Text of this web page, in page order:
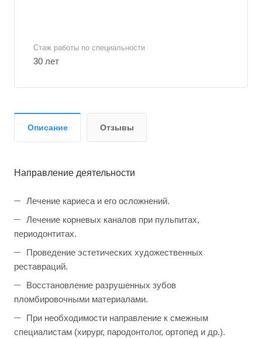
Стаж работы по специальности
30 лет
Описание Отзывы
Направление деятельности
Лечение кариеса и его осложнений.
Лечение корневых каналов при пульпитах,
периодонтитах.
Проведение эстетических художественных
реставраций.
Восстановление разрушенных зубов
пломбировочными материалами.
При необходимости направление к смежным
специалистам (хирург, пародонтолог, ортопед и др.).